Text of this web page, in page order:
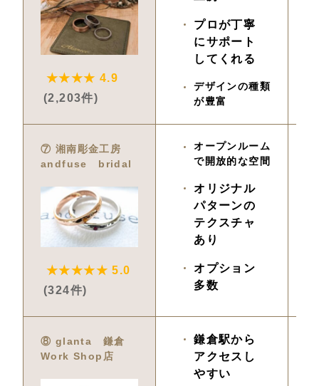
★★★★ 4.9
(2,203件)
プロが丁寧
にサポート
してくれる
デザインの種類
が豊富
⑦ 湘南彫金工房
andfuse　bridal
★★★★★ 5.0
(324件)
オープンルーム
で開放的な空間
オリジナル
パターンの
テクスチャ
あり
オプション
多数
⑧ glanta　鎌倉
Work Shop店
鎌倉駅から
アクセスし
やすい